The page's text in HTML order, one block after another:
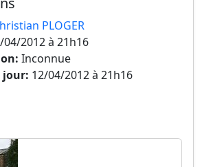
PLOGER
04/2012 à 21h16
Inconnue
jour: 12/04/2012 à 21h16